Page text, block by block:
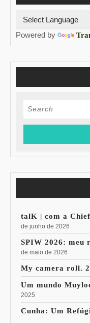
Powered by
Search
talK | com a
de junho de 2026
SPIW 2026: meu
de maio de 2026
My camera roll.
Um mundo
2025
Cunha: Um